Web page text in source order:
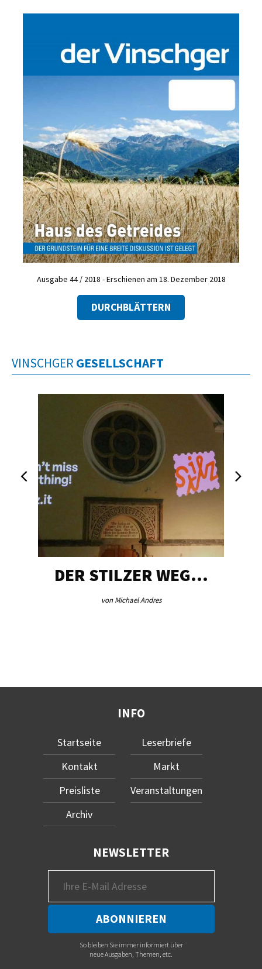
Ausgabe 44 / 2018 - Erschienen am 18. Dezember 2018
DURCHBLÄTTERN
VINSCHGER GESELLSCHAFT
DER STILZER WEG…
von Michael Andres
INFO
Startseite
Kontakt
Preisliste
Archiv
Leserbriefe
Markt
Veranstaltungen
NEWSLETTER
So bleiben Sie immer informiert über
neue Ausgaben, Themen, etc.